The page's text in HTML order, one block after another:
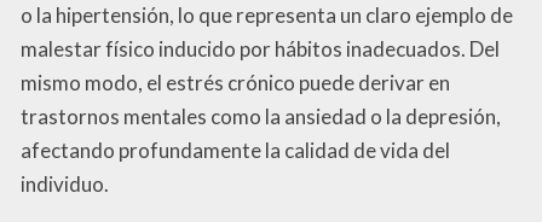
o la hipertensión, lo que representa un claro ejemplo de
malestar físico inducido por hábitos inadecuados. Del
mismo modo, el estrés crónico puede derivar en
trastornos mentales como la ansiedad o la depresión,
afectando profundamente la calidad de vida del
individuo.